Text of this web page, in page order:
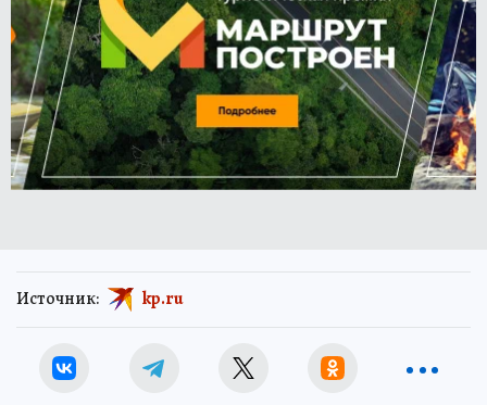
Источник: kp.ru